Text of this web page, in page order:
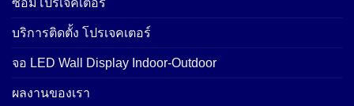
บริการติดตั้ง โปรเจคเตอร์
จอ LED Wall Display Indoor-Outdoor
ผลงานของเรา